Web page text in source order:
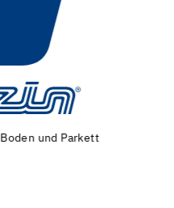
Maschinen und
Untergrundvorbereitung